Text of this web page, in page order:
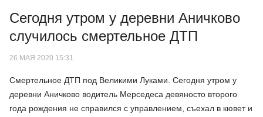
Сегодня утром у деревни Аничково
случилось смертельное ДТП
26 МАЯ 2020 15:31
Смертельное ДТП под Великими Луками. Сегодня утром у
деревни Аничково водитель Мерседеса девяносто второго
года рождения не справился с управлением, съехал в кювет и